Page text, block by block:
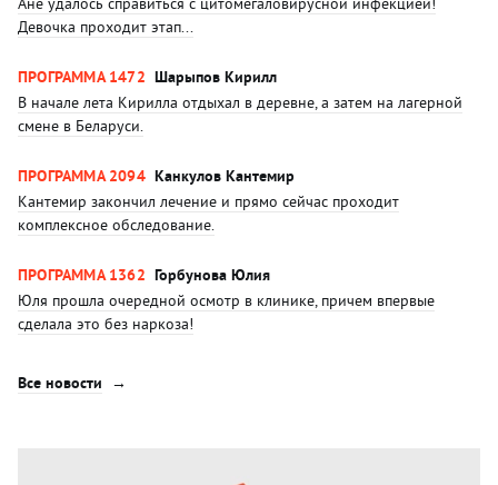
Девочка проходит этап...
ПРОГРАММА 1472 Шарыпов Кирилл
В начале лета Кирилла отдыхал в деревне, а затем на лагерной
смене в Беларуси.
ПРОГРАММА 2094 Канкулов Кантемир
Кантемир закончил лечение и прямо сейчас проходит
комплексное обследование.
ПРОГРАММА 1362 Горбунова Юлия
Юля прошла очередной осмотр в клинике, причем впервые
сделала это без наркоза!
Все новости